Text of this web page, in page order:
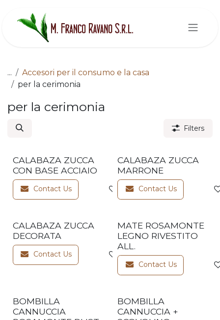
...
Accesori per il consumo e la casa
per la cerimonia
per la cerimonia
Filters
CALABAZA ZUCCA
CON BASE ACCIAIO
Contact Us Add to wishlist
CALABAZA ZUCCA
MARRONE
Contact Us
CALABAZA ZUCCA
DECORATA
Contact Us Add to wishlist
MATE ROSAMONTE
LEGNO RIVESTITO
ALL.
Contact Us
BOMBILLA
CANNUCCIA
BOMBILLA
CANNUCCIA +